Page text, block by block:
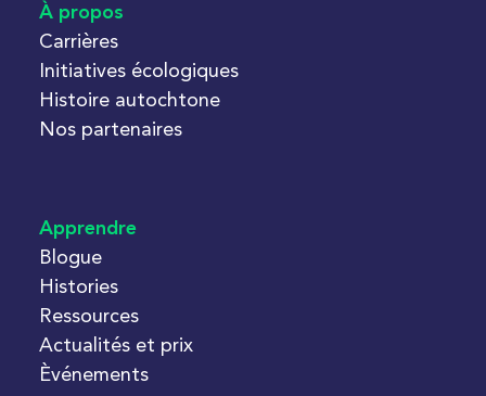
À propos
Carrières
Initiatives écologiques
Histoire autochtone
Nos partenaires
Apprendre
Blogue
Histories
Ressources
Actualités et prix
Èvénements